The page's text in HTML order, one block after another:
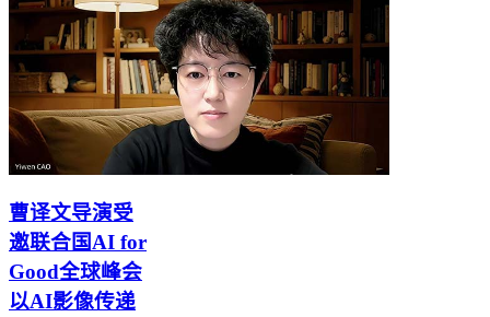
曹译文导演受
邀联合国AI for
Good全球峰会
以AI影像传递